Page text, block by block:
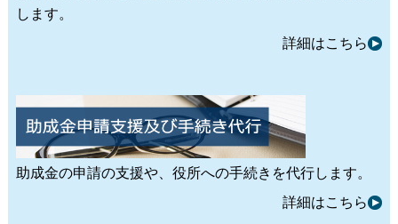
します。
詳細はこちら
助成金の申請の支援や、役所への手続きを代行します。
詳細はこちら